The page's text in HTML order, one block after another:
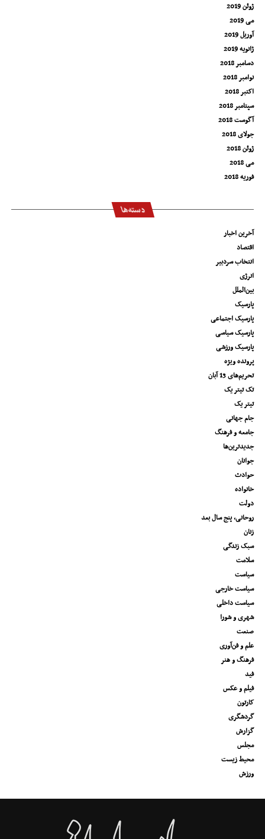
ژوئن 2019
می 2019
آوریل 2019
ژانویه 2019
دسامبر 2018
نوامبر 2018
اکتبر 2018
سپتامبر 2018
آگوست 2018
جولای 2018
ژوئن 2018
می 2018
فوریه 2018
دسته‌ها
آخرین اخبار
اقتصاد
انتخاب سردبیر
انرژی
بین‌الملل
پارسیک
پارسیک اجتماعی
پارسیک سیاسی
پارسیک ورزشی
پرونده ویژه
تحریم‌های 13 آبان
تک تیتر یک
تیتر یک
جام جهانی
جامعه و فرهنگ
جدیدترین‌ها
جوانان
حوادث
خانواده
دولت
روحانی، پنج سال بعد
زنان
سبک زندگی
سلامت
سیاست
سیاست خارجی
سیاست داخلی
شهری و شورا
صنعت
علم و فن‌آوری
فرهنگ و هنر
فید
فیلم و عکس
کارتون
گردشگری
گزارش
مجلس
محیط زیست
ورزش